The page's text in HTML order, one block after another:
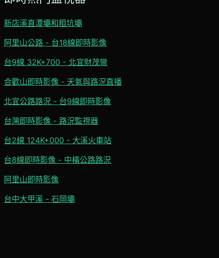
新店溪直潭壩和粗坑壩
阿里山公路 - 台18線即時影像
台9線 32K+700 - 北宜財茂彎
合歡山即時影像 - 天氣與路況直播
北宜公路路況 - 台9線即時影像
台灣即時影像 - 路況監視器
台2線 124K+000 - 大溪火車站
台8線即時影像 - 中橫公路路況
阿里山即時影像
台中大甲溪 - 石岡壩